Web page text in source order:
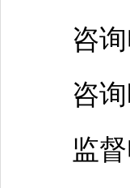
咨询电
咨询时
监督电